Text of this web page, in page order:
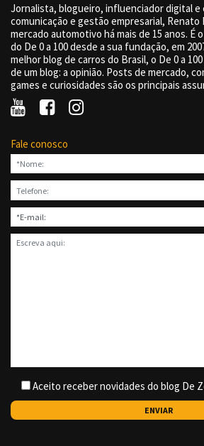
Jornalista, blogueiro, influenciador digital e
comunicação e gestão empresarial, Renato
mercado automotivo há mais de 15 anos. É
do De 0 a 100 desde a sua fundação, em
melhor blog de carros do Brasil, o De 0 a
de um blog: a opinião. Posts de mercado,
games e curiosidades são os principais
Fale conosco
Aceito receber novidades do blog De